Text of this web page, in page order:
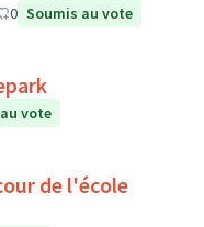
0 Soumis au vote
vote
de l'école